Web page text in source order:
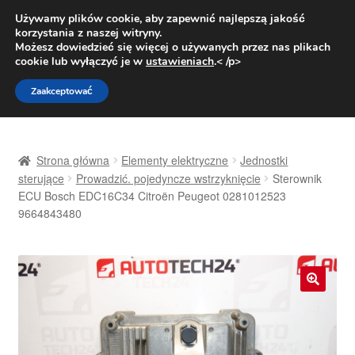
DOSTAWA od 31 zł
Pn.-pt. 9:00-16:00800 003 167
Przejdź
do
nawigacji
Przejdź
do
treści
Dostawa
Dostawa na cały świat
Kontakt
Strona główna Elementy elektryczne
Jednostki
sterujące
Prowadzić. pojedyncze wstrzyknięcie
Sterownik
ECU Bosch EDC16C34 Citroën Peugeot 0281012523
9664843480
Używamy plików cookie, aby zapewnić najlepszą jakość
korzystania z naszej witryny.
Możesz dowiedzieć się więcej o używanych przez nas plikach
cookie lub wyłączyć je w ustawieniach.< /p>
Zaakceptować